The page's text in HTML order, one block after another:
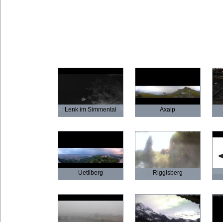
Lenk im Simmental Axalp
Uetliberg Riggisberg